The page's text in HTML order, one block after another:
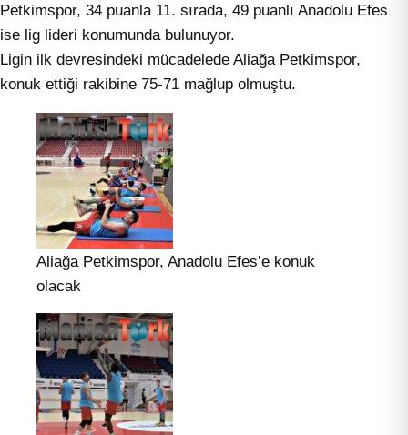
Petkimspor, 34 puanla 11. sırada, 49 puanlı Anadolu Efes
ise lig lideri konumunda bulunuyor.
Ligin ilk devresindeki mücadelede Aliağa Petkimspor,
konuk ettiği rakibine 75-71 mağlup olmuştu.
Aliağa Petkimspor, Anadolu Efes’e konuk
olacak